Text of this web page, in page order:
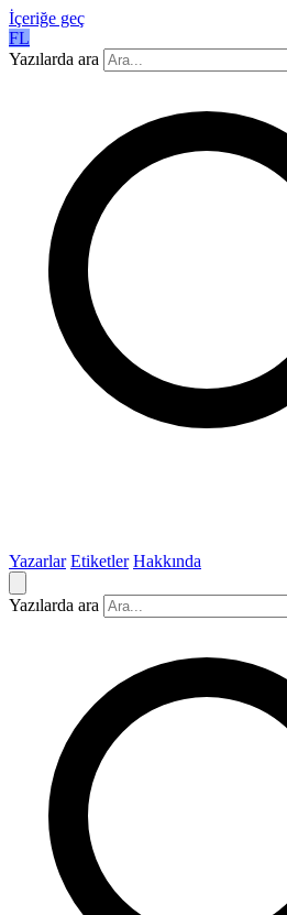
İçeriğe geç
FL
Yazılarda ara
Yazarlar Etiketler Hakkında
Yazılarda ara